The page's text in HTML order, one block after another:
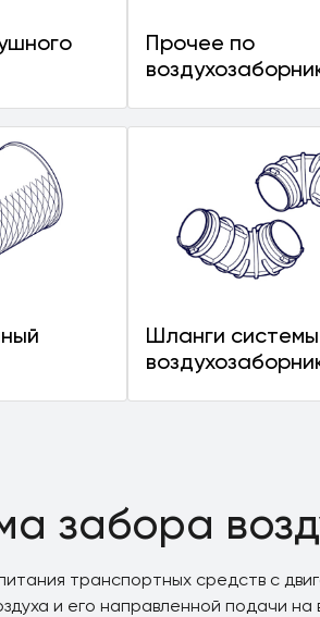
Прочее по
Шланги системы
забора
транспортных средств с
и его направленной подачи